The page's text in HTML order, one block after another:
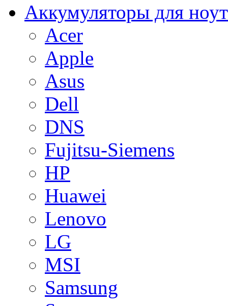
Аккумуляторы для
Acer
Apple
Asus
Dell
DNS
Fujitsu-Siemens
HP
Huawei
Lenovo
LG
MSI
Samsung